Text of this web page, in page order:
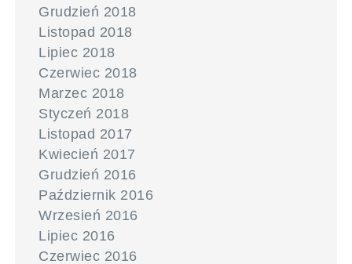
Grudzień 2018
Listopad 2018
Lipiec 2018
Czerwiec 2018
Marzec 2018
Styczeń 2018
Listopad 2017
Kwiecień 2017
Grudzień 2016
Październik 2016
Wrzesień 2016
Lipiec 2016
Czerwiec 2016